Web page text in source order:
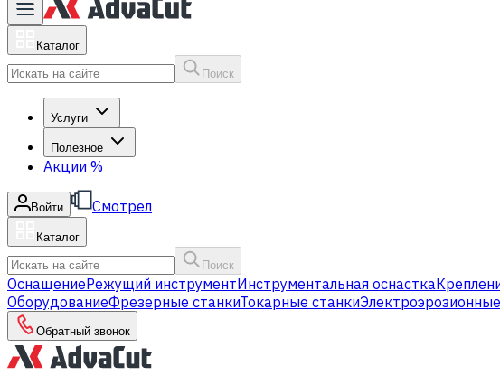
Каталог
Поиск
Услуги
Полезное
Акции %
Войти Смотрел
Каталог
Поиск
ОснащениеРежущий инструментИнструментальная оснастка
ОборудованиеФрезерные станкиТокарные станки
Обратный звонок